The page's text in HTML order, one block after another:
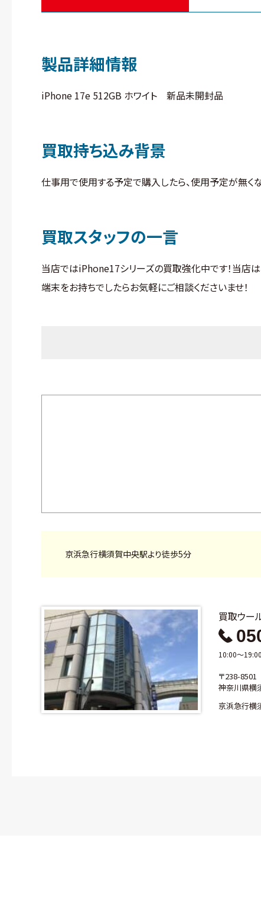
製品詳細情報
iPhone 17e 512GB ホワイト 新品未開封品
買取持ち込み背景
仕事用で使用する予定で購入したら、使用予定が無く
買取スタッフの一言
当店ではiPhone17シリーズの買取強化中です！当店
端末をお持ちでしたらお気軽にご相談くださいませ！
京浜急行横須賀中央駅より徒歩5分
買取ウー
10:00～
〒238-8501
神奈川県横
京浜急行横